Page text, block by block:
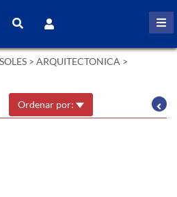
> ARQUITECTONICA >
Ordenar por: